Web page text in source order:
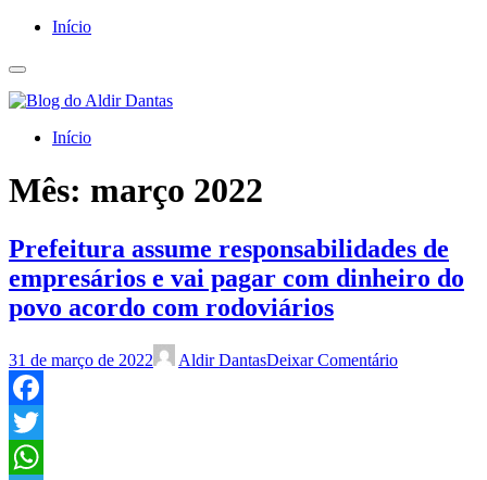
Início
Início
Mês: março 2022
Prefeitura assume responsabilidades de
empresários e vai pagar com dinheiro do
povo acordo com rodoviários
31 de março de 2022 Aldir DantasDeixar Comentário
Facebook
Twitter